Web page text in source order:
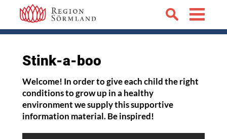
Stink-a-boo
Welcome! In order to give each child the right
conditions to grow up in a healthy
environment we supply this supportive
information material. Be inspired!